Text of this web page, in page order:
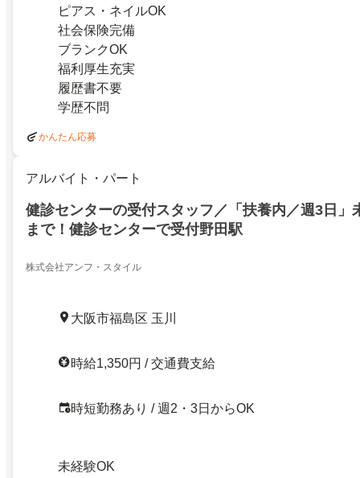
ピアス・ネイルOK
社会保険完備
ブランクOK
福利厚生充実
履歴書不要
学歴不問
かんたん応募
アルバイト・パート
健診センターの受付スタッフ／「扶養内／週3日」
まで！健診センターで受付野田駅
株式会社アンフ・スタイル
大阪市福島区 玉川
時給1,350円 / 交通費支給
時短勤務あり / 週2・3日からOK
未経験OK